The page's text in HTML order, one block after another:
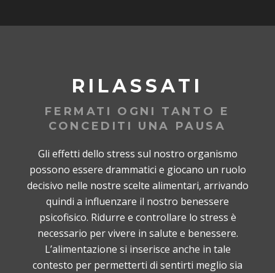
RILASSATI
FERMATI OGNI TANTO E
CONCEDITI UNA PAUSA
Gli effetti dello stress sul nostro organismo
possono essere drammatici e giocano un ruolo
decisivo nelle nostre scelte alimentari, arrivando
quindi a influenzare il nostro benessere
psicofisico. Ridurre e controllare lo stress è
necessario per vivere in salute e benessere.
L’alimentazione si inserisce anche in tale
contesto per permetterti di sentirti meglio sia